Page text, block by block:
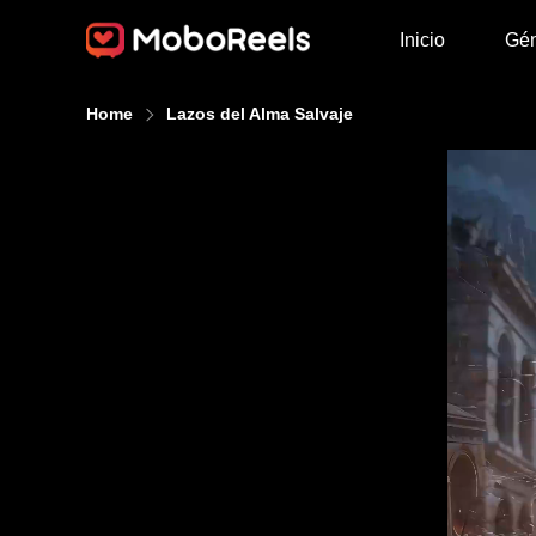
Inicio
Home Lazos del Alma Salvaje